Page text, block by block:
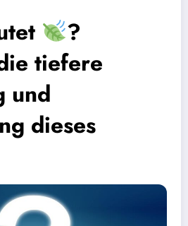
?
tiefere
und
dieses